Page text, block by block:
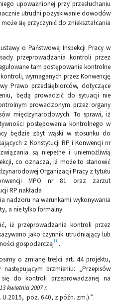
upoważnionej przy przesłuchaniu
utrudni pozyskiwanie dowodów
się przyczynić do zniekształcania
o Państwowej Inspekcji Pracy w
przeprowadzania kontroli przez
tam postępowanie kontrolne
wymaganych przez Konwencję
Prawo przedsiębiorców, dotyczące
będą prowadzić do sytuacji nie
prowadzonym przez organy
międzynarodowych. To sprawi, iż
postępowania kontrolnego w
będzie zbyt wąski w stosunku do
z Konstytucji RP i Konwencji nr
są niepełne i uniemożliwią
co oznacza, iż może to stanowić
Organizacji Pracy z tytułu
MPO nr 81 oraz zarzut
RP nakłada
nadzoru na warunkami wykonywania
a nie tylko formalny.
iż przeprowadzania kontroli przez
jako czynnik utrudniający lub
gospodarczej [1] .
o zmianę treści art. 44 projektu,
brzmieniu: „Przepisów
do kontroli przeprowadzanej na
kwietnia 2007 r.
U.2015, poz. 640, z późn. zm.).”.